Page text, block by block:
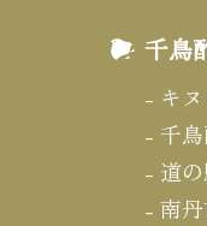
千鳥
キ
千
道
南